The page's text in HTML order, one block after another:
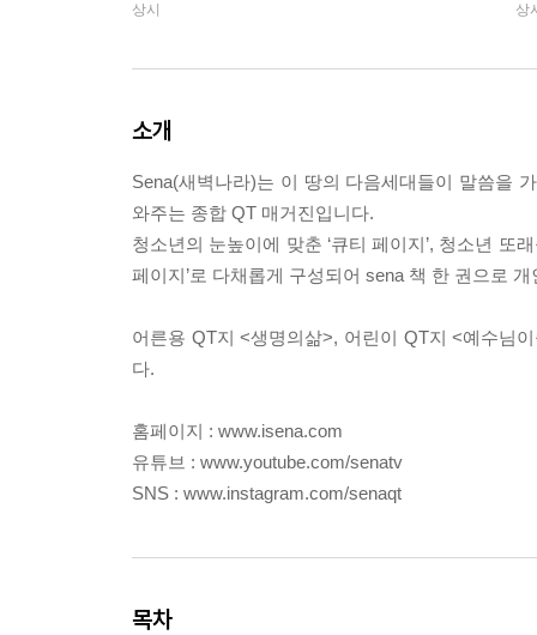
상시 상
소개
Sena(새벽나라)는 이 땅의 다음세대들이 말씀을
와주는 종합 QT 매거진입니다.
청소년의 눈높이에 맞춘 ‘큐티 페이지’, 청소년 또
페이지’로 다채롭게 구성되어 sena 책 한 권으로
어른용 QT지 <생명의삶>, 어린이 QT지 <예수님
다.
홈페이지 : www.isena.com
유튜브 : www.youtube.com/senatv
SNS : www.instagram.com/senaqt
목차